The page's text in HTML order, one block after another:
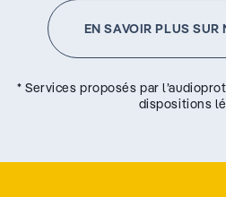
EN SAVOIR PLUS SUR
* Services proposés par
dispositions